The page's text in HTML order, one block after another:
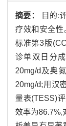
摘要：
目的:
疗效和安全
标准第3版
诊单双日分
20mg/d及奥
20mg/d;用汉
量表(TESS)
效率为86.7%,